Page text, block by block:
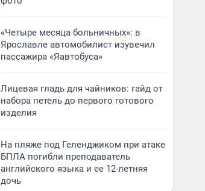
«Четыре месяца больничных»: в
Ярославле автомобилист изувечил
пассажира «Яавтобуса»
Лицевая гладь для чайников: гайд от
набора петель до первого готового
изделия
На пляже под Геленджиком при атаке
БПЛА погибли преподаватель
английского языка и ее 12-летняя
дочь